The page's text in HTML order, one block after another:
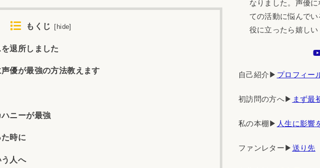
もくじ hide
退所しました
優が最強の方法教えます
ニーが最強
時に
人へ
なりました。声優
ての活動に悩んで
役に立ったら嬉しい
自己紹介▶︎ プロフィー
初訪問の方へ▶︎ まず最
私の本棚▶︎ 人生に影響
ファンレター▶︎ 送り先